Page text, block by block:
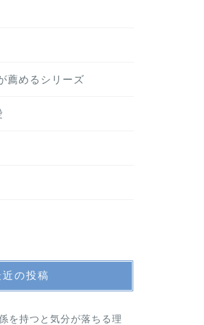
薦めるシリーズ
近の投稿
を持つと気分が落ちる理